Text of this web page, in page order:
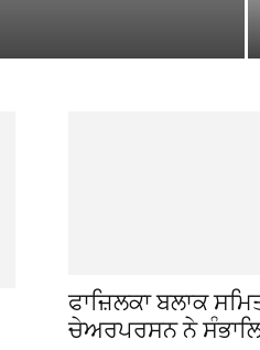
ਫਾਜ਼ਿਲਕਾ ਬਲਾਕ
ਚੇਅਰਪਰਸਨ ਨੇ